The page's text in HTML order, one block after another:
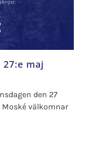
maj
den 27
välkomnar